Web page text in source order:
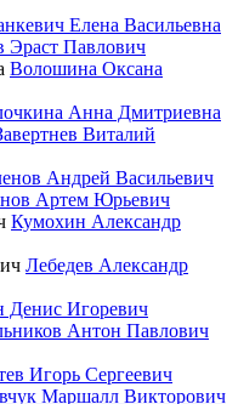
Елена Васильевна
Эраст Павлович
Волошина Оксана
Анна Дмитриевна
Виталий
Андрей Васильевич
Артем Юрьевич
Кумохин Александр
Лебедев Александр
Денис Игоревич
Антон Павлович
Игорь Сергеевич
Маршалл Викторович